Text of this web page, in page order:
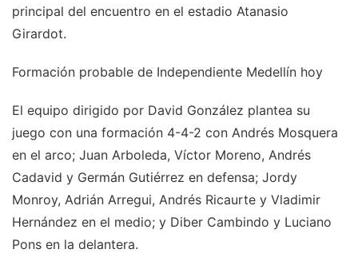
principal del encuentro en el estadio Atanasio
Girardot.
Formación probable de Independiente Medellín hoy
El equipo dirigido por David González plantea su
juego con una formación 4-4-2 con Andrés Mosquera
en el arco; Juan Arboleda, Víctor Moreno, Andrés
Cadavid y Germán Gutiérrez en defensa; Jordy
Monroy, Adrián Arregui, Andrés Ricaurte y Vladimir
Hernández en el medio; y Diber Cambindo y Luciano
Pons en la delantera.